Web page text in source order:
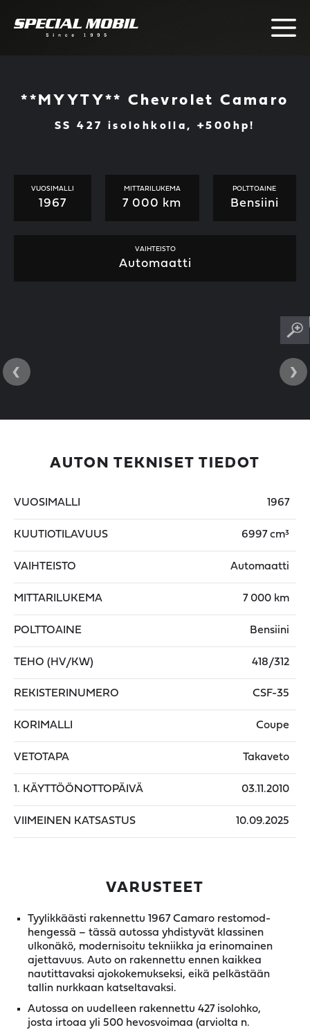
**MYYTY** Chevrolet Camaro
SS 427 isolohkolla, +500hp!
VUOSIMALLI
1967
MITTARILUKEMA
7 000 km
POLTTOAINE
Bensiini
VAIHTEISTO
Automaatti
‹ ›
AUTON TEKNISET TIEDOT
VUOSIMALLI 1967
KUUTIOTILAVUUS 6997 cm³
VAIHTEISTO Automaatti
MITTARILUKEMA 7 000 km
POLTTOAINE Bensiini
TEHO (HV/KW) 418/312
REKISTERINUMERO CSF-35
KORIMALLI Coupe
VETOTAPA Takaveto
1. KÄYTTÖÖNOTTOPÄIVÄ 03.11.2010
VIIMEINEN KATSASTUS 10.09.2025
VARUSTEET
Tyylikkäästi rakennettu 1967 Camaro restomod-
hengessä – tässä autossa yhdistyvät klassinen
ulkonäkö, modernisoitu tekniikka ja erinomainen
ajettavuus. Auto on rakennettu ennen kaikkea
nautittavaksi ajokokemukseksi, eikä pelkästään
tallin nurkkaan katseltavaksi.
Autossa on uudelleen rakennettu 427 isolohko,
josta irtoaa yli 500 hevosvoimaa (arviolta n.